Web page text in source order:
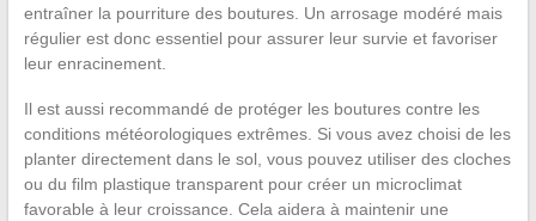
entraîner la pourriture des boutures. Un arrosage modéré mais
régulier est donc essentiel pour assurer leur survie et favoriser
leur enracinement.
Il est aussi recommandé de protéger les boutures contre les
conditions météorologiques extrêmes. Si vous avez choisi de les
planter directement dans le sol, vous pouvez utiliser des cloches
ou du film plastique transparent pour créer un microclimat
favorable à leur croissance. Cela aidera à maintenir une